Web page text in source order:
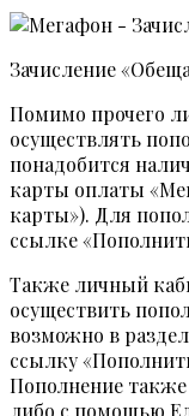
Зачисление
Помимо прочего
осуществлять
понадобится
карты оплаты
карты»). Для
ссылке
Также личный
осуществить
возможно в
ссылку
Пополнение